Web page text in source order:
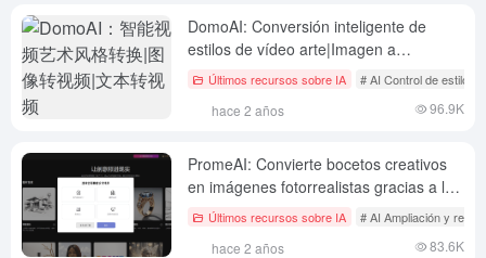
DomoAI: Conversión inteligente de
estilos de vídeo arte|Imagen a
vídeo|Texto a vídeo
Últimos recursos sobre IA # AI Control de estilo
hace 2 años 96.9K
PromeAI: Convierte bocetos creativos
en imágenes fotorrealistas gracias a las
completas funciones de redibujado de
Últimos recursos sobre IA # AI Ampliación y
hace 2 años 83.6K